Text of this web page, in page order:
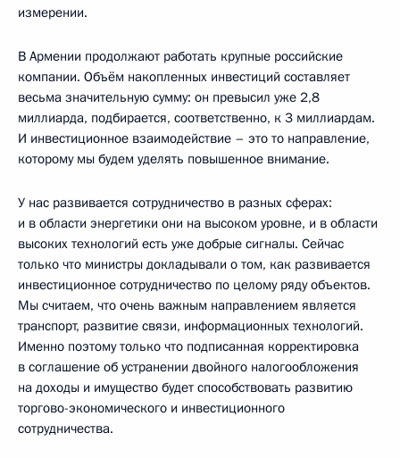
измерении.
В Армении продолжают работать крупные российские
компании. Объём накопленных инвестиций составляет
весьма значительную сумму: он превысил уже 2,8
миллиарда, подбирается, соответственно, к 3 миллиардам.
И инвестиционное взаимодействие – это то направление,
которому мы будем уделять повышенное внимание.
У нас развивается сотрудничество в разных сферах:
и в области энергетики они на высоком уровне, и в области
высоких технологий есть уже добрые сигналы. Сейчас
только что министры докладывали о том, как развивается
инвестиционное сотрудничество по целому ряду объектов.
Мы считаем, что очень важным направлением является
транспорт, развитие связи, информационных технологий.
Именно поэтому только что подписанная корректировка
в соглашение об устранении двойного налогообложения
на доходы и имущество будет способствовать развитию
торгово-экономического и инвестиционного
сотрудничества.